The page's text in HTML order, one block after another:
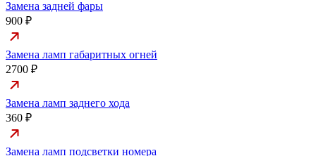
Замена задней фары
900 ₽
Замена ламп габаритных огней
2700 ₽
Замена ламп заднего хода
360 ₽
Замена ламп подсветки номера